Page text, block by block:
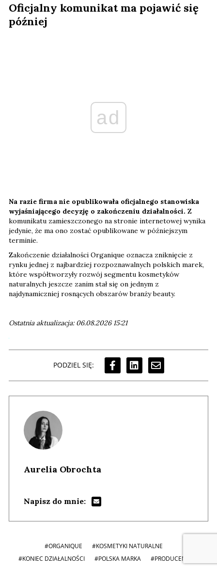
Oficjalny komunikat ma pojawić się
później
ad
Na razie firma nie opublikowała oficjalnego stanowiska
wyjaśniającego decyzję o zakończeniu działalności. Z
komunikatu zamieszczonego na stronie internetowej wynika
jedynie, że ma ono zostać opublikowane w późniejszym
terminie.
Zakończenie działalności Organique oznacza zniknięcie z
rynku jednej z najbardziej rozpoznawalnych polskich marek,
które współtworzyły rozwój segmentu kosmetyków
naturalnych jeszcze zanim stał się on jednym z
najdynamiczniej rosnących obszarów branży beauty.
Ostatnia aktualizacja: 06.08.2026 15:21
PODZIEL SIĘ:
Aurelia Obrochta
Napisz do mnie:
#ORGANIQUE
#KOSMETYKI NATURALNE
#KONIEC DZIAŁALNOŚCI
#POLSKA MARKA #PRODUCENT